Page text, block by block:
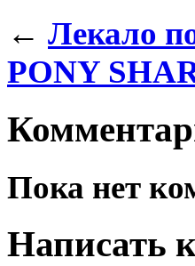
← Лекало
PONY
Пока нет
Написать